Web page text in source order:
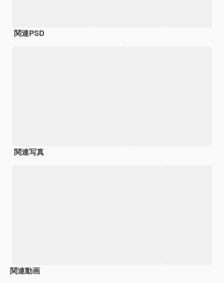
関連PSD
関連写真
関連動画